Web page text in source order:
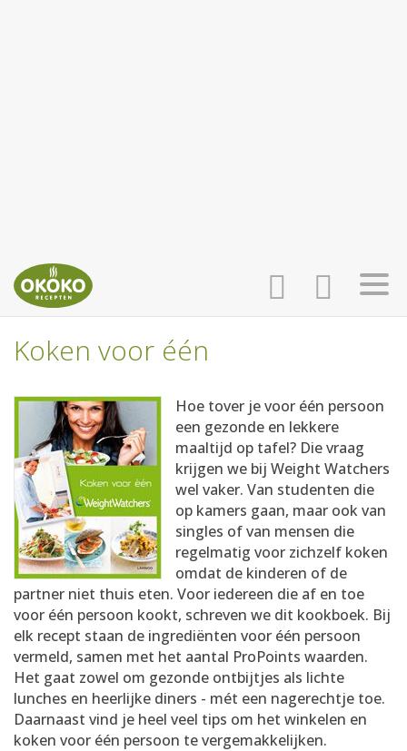
AANMELDEN
HOME
RECEPTEN
WEEKMENU'S
KOOKBOEKEN
Koken voor één
Hoe tover je voor één persoon
een gezonde en lekkere
maaltijd op tafel? Die vraag
krijgen we bij Weight Watchers
wel vaker. Van studenten die
op kamers gaan, maar ook van
singles of van mensen die
regelmatig voor zichzelf koken
omdat de kinderen of de
partner niet thuis eten. Voor iedereen die af en toe
voor één persoon kookt, schreven we dit kookboek. Bij
elk recept staan de ingrediënten voor één persoon
vermeld, samen met het aantal ProPoints waarden.
Het gaat zowel om gezonde ontbijtjes als lichte
lunches en heerlijke diners - mét een nagerechtje toe.
Daarnaast vind je heel veel tips om het winkelen en
koken voor één persoon te vergemakkelijken.